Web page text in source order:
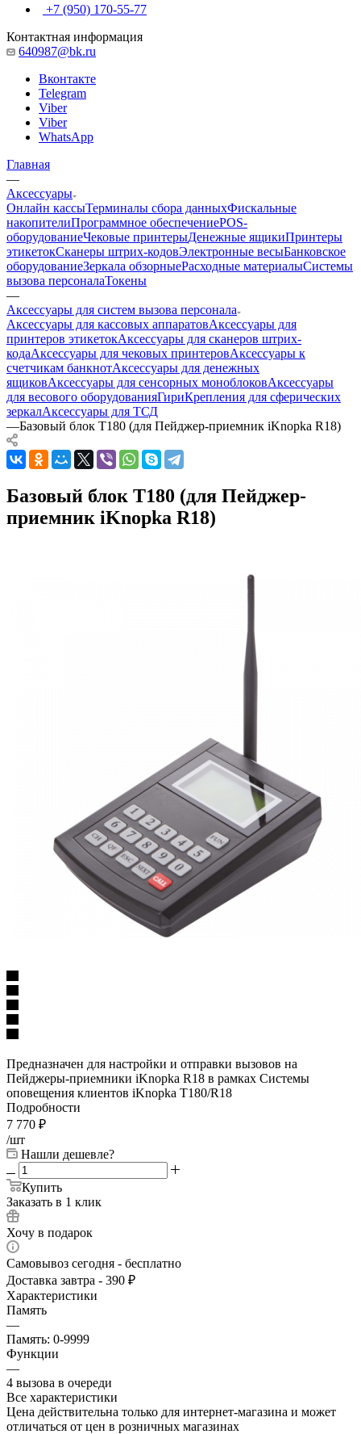
+7 (950) 170-55-77
Контактная информация
640987@bk.ru
Вконтакте
Telegram
Viber
Viber
WhatsApp
Главная
—
Аксессуары
Онлайн кассыТерминалы сбора данныхФискальные
накопителиПрограммное обеспечениеPOS-
оборудованиеЧековые принтерыДенежные ящикиПринтеры
этикетокСканеры штрих-кодовЭлектронные весыБанковское
оборудованиеЗеркала обзорныеРасходные материалыСистемы
вызова персоналаТокены
—
Аксессуары для систем вызова персонала
Аксессуары для кассовых аппаратовАксессуары для
принтеров этикетокАксессуары для сканеров штрих-
кодаАксессуары для чековых принтеровАксессуары к
счетчикам банкнотАксессуары для денежных
ящиковАксессуары для сенсорных моноблоковАксессуары
для весового оборудованияГириКрепления для сферических
зеркалАксессуары для ТСД
—Базовый блок T180 (для Пейджер-приемник iKnopka R18)
Базовый блок T180 (для Пейджер-
приемник iKnopka R18)
Предназначен для настройки и отправки вызовов на
Пейджеры-приемники iKnopka R18 в рамках Системы
оповещения клиентов iKnopka T180/R18
Подробности
7 770 ₽
/шт
Нашли дешевле?
Купить
Заказать в 1 клик
Хочу в подарок
Самовывоз сегодня - бесплатно
Доставка завтра - 390 ₽
Характеристики
Память
—
Память: 0-9999
Функции
—
4 вызова в очереди
Все характеристики
Цена действительна только для интернет-магазина и может
отличаться от цен в розничных магазинах